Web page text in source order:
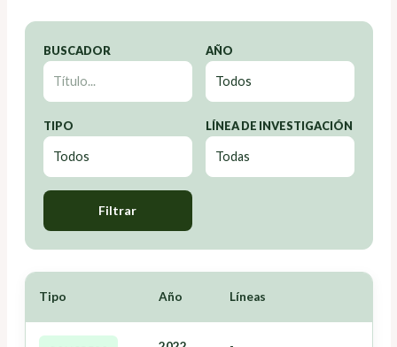
BUSCADOR AÑO
TIPO LÍNEA DE INVESTIGACIÓN
Filtrar
Tipo Año Líneas